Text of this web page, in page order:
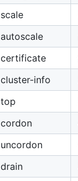
scale
autoscale
certificate
cluster-info
top
cordon
uncordon
drain